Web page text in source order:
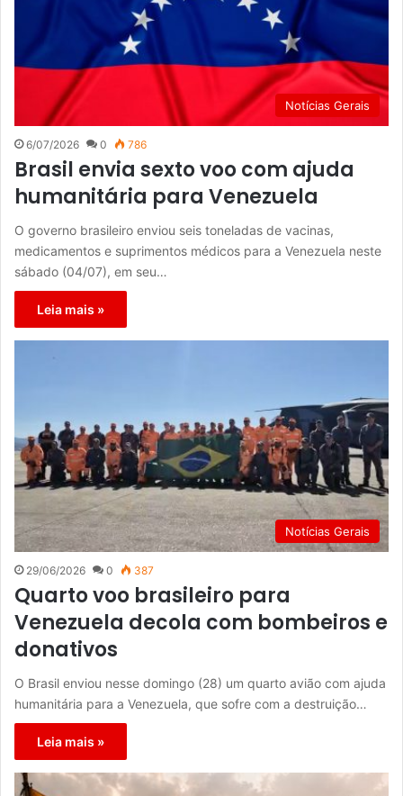
Notícias Gerais
6/07/2026 0 786
Brasil envia sexto voo com ajuda
humanitária para Venezuela
O governo brasileiro enviou seis toneladas de vacinas,
medicamentos e suprimentos médicos para a Venezuela neste
sábado (04/07), em seu…
Leia mais »
Notícias Gerais
29/06/2026 0 387
Quarto voo brasileiro para
Venezuela decola com bombeiros e
donativos
O Brasil enviou nesse domingo (28) um quarto avião com ajuda
humanitária para a Venezuela, que sofre com a destruição…
Leia mais »